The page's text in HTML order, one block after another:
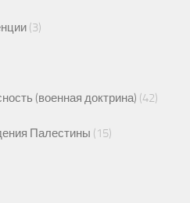
(3)
(военная доктрина) (42)
Палестины (15)